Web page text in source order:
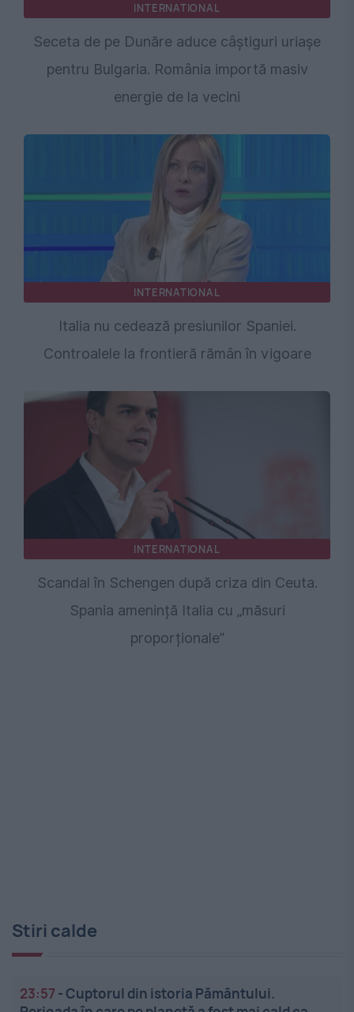
INTERNATIONAL
Seceta de pe Dunăre aduce câștiguri uriașe
pentru Bulgaria. România importă masiv
energie de la vecini
INTERNATIONAL
Italia nu cedează presiunilor Spaniei.
Controalele la frontieră rămân în vigoare
INTERNATIONAL
Scandal în Schengen după criza din Ceuta.
Spania amenință Italia cu „măsuri
proporționale”
Stiri calde
23:57 -Cuptorul din istoria Pământului.